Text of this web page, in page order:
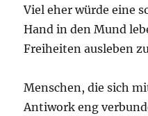
Viel eher würde eine
Hand in den Mund
Freiheiten ausleben
Menschen, die sich
Antiwork eng